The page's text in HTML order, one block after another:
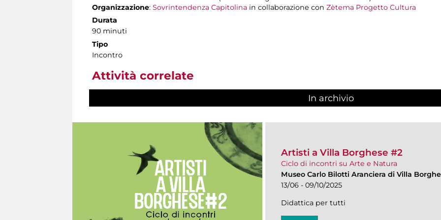
Organizzazione: Sovrintendenza Capitolina in collaborazione con Zètema Progetto Cultura
Durata
90 minuti
Tipo
Incontro
Attività correlate
In archivio
Artisti a Villa Borghese #2
Ciclo di incontri su Arte e Natura
Museo Carlo Bilotti Aranciera di Villa
13/06 - 09/10/2025
Didattica per tutti